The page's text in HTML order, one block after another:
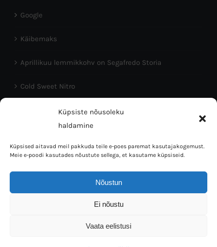
Küpsiste nõusoleku
haldamine
Küpsised aitavad meil pakkuda teile e-poes paremat kasutajakogemust.
Meie e-poodi kasutades nõustute sellega, et kasutame küpsiseid.
Nõustun
Ei nõustu
Vaata eelistusi
Google
Käibemaks
Aprillikuu lemmikkohv on Segafredo Storia
Cold Sweet Nitro
Head Eesti Vabariigi aastapäeva!